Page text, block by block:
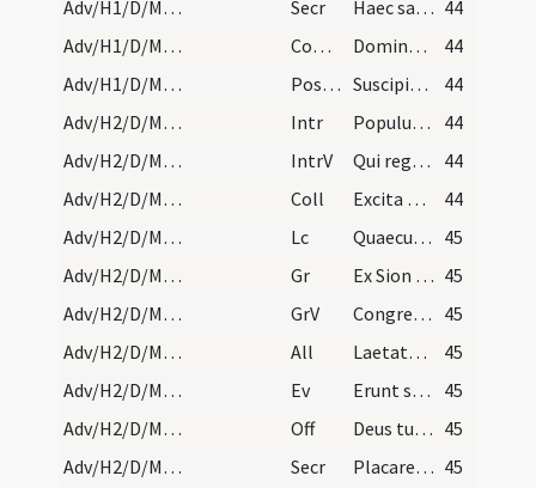
Adv/H1/D/M2/Mass Propers
Secr Haec sacra nos Domine potenti virtute 44
Adv/H1/D/M2/Mass Propers
Comm Dominus dabit benignitatem
44
Adv/H1/D/M2/Mass Propers
Postcomm Suscipiamus Domine misericordiam tuam
44
Adv/H2/D/M2/Mass Propers
Intr Populus Sion ecce Dominus veniet
44
Adv/H2/D/M2/Mass Propers
IntrV Qui regis Israel intende
44
Adv/H2/D/M2/Mass Propers
Coll Excita Domine corda nostra ad praeparandas
44
Adv/H2/D/M2/Mass Propers
Lc Quaecumque scripta sunt 45
Adv/H2/D/M2/Mass Propers
Gr Ex Sion species decoris eius 45
Adv/H2/D/M2/Mass Propers
GrV Congregate illi sanctos eius 45
Adv/H2/D/M2/Mass Propers
All Laetatus sum in his quae dicta sunt mihi
45
Adv/H2/D/M2/Mass Propers
Ev Erunt signa in sole et luna et stellis
45
Adv/H2/D/M2/Mass Propers
Off Deus tu convertens vivificabis nos 45
Adv/H2/D/M2/Mass Propers
Secr Placare quaesumus Domine humilitatis nostrae precibus 45